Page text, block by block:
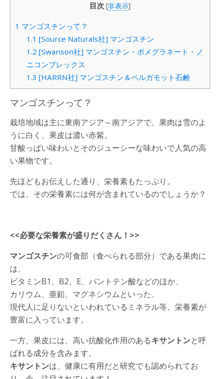
目次 [非表示]
1 マンゴスチンって？
1.1 [Source Naturals社] マンゴスチン
1.2 [Swanson社] マンゴスチン・ポメグラネート・ノ
ニコンプレックス
1.3 [HARRN社] マンゴスチン＆ベルガモット石鹸
マンゴスチンって？
栽培地域は主に東南アジア～南アジアで、果肉は雪のよ
うに白く、果皮は濃い赤紫。
甘酸っぱい味わいとそのジューシーな味わいで人気の高
い果物です。
先ほどもお伝えした通り、栄養素もたっぷり。
では、その栄養素には何が含まれているのでしょうか？
<<必要な栄養素が盛りだくさん！>>
マンゴスチンの可食部（食べられる部分）である果肉に
は、
ビタミンB1、B2、E、パントテン酸などのほか、
カリウム、亜鉛、マグネシウムといった、
現代人に足りないといわれているミネラル等、栄養素が
豊富に入っています。
一方、果皮には、高い抗酸化作用のあるキサントンと呼
ばれる成分を含みます。
キサントンは、健康に有用だと研究でも認められてお